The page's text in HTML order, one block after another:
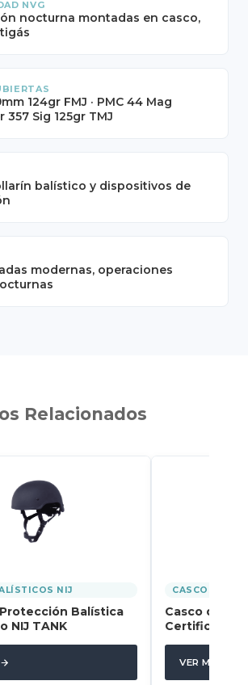
NVG
nocturna montadas en casco,
124gr FMJ · PMC 44 Mag
357 Sig 125gr TMJ
balístico y dispositivos de
modernas, operaciones
Relacionados
NIJ
Balística
NIJ TANK
CASCOS
Casco de
Certificado
VER MÁS